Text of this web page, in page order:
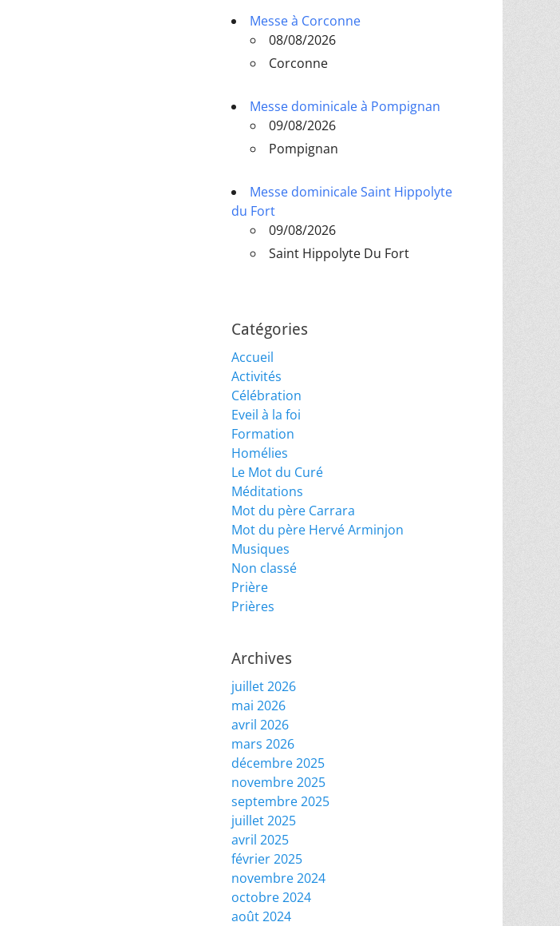
Messe à Corconne
08/08/2026
Corconne
Messe dominicale à Pompignan
09/08/2026
Pompignan
Messe dominicale Saint Hippolyte
du Fort
09/08/2026
Saint Hippolyte Du Fort
Catégories
Accueil
Activités
Célébration
Eveil à la foi
Formation
Homélies
Le Mot du Curé
Méditations
Mot du père Carrara
Mot du père Hervé Arminjon
Musiques
Non classé
Prière
Prières
Archives
juillet 2026
mai 2026
avril 2026
mars 2026
décembre 2025
novembre 2025
septembre 2025
juillet 2025
avril 2025
février 2025
novembre 2024
octobre 2024
août 2024